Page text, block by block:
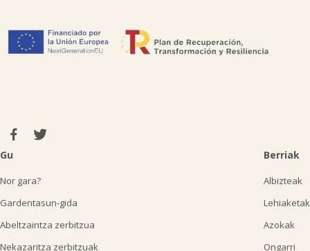
Gu
Nor gara?
Gardentasun-gida
Abeltzaintza zerbitzua
Nekazaritza zerbitzuak
Berriak
Albizteak
Lehiaketak
Azokak
Ongarri